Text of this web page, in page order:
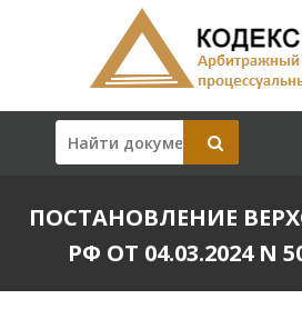
ПОСТАНОВЛЕНИЕ
РФ ОТ 04.03.2024 N